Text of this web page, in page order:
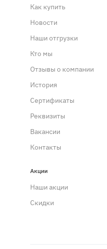
Как купить
Новости
Наши отгрузки
Кто мы
Отзывы о компании
История
Сертификаты
Реквизиты
Вакансии
Контакты
Акции
Наши акции
Скидки